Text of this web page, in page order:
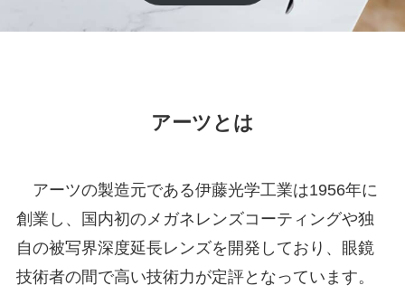
アーツとは
アーツの製造元である伊藤光学工業は1956年に
創業し、国内初のメガネレンズコーティングや独
自の被写界深度延長レンズを開発しており、眼鏡
技術者の間で高い技術力が定評となっています。